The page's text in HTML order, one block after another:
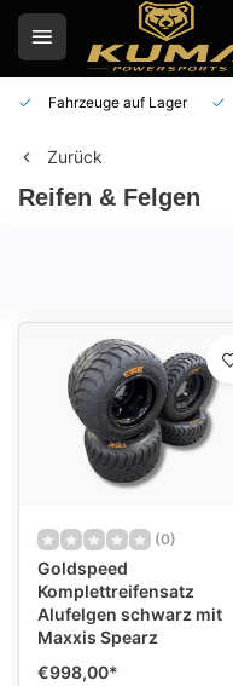
Fahrzeuge auf Lager
Zurück
Reifen & Felgen
(0)
Goldspeed
Komplettreifensatz
Alufelgen schwarz mit
Maxxis Spearz
€998,00*